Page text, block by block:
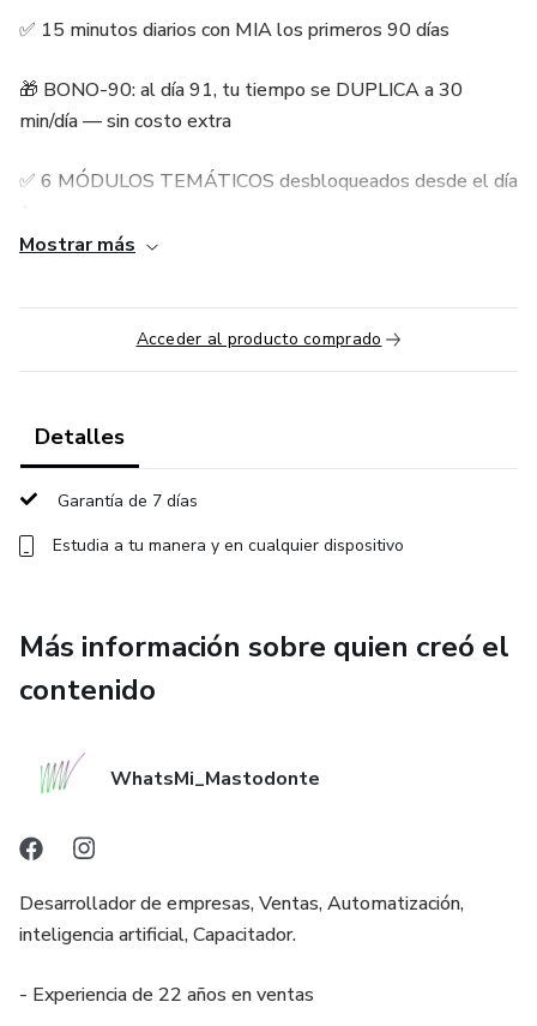
✅ 15 minutos diarios con MIA los primeros 90 días
🎁 BONO-90: al día 91, tu tiempo se DUPLICA a 30
min/día — sin costo extra
✅ 6 MÓDULOS TEMÁTICOS desbloqueados desde el día
· Pronunciation Clinic — corrige acento
· Idioms & Expressions — habla como nativo
· Culture Quiz USA+ — contexto cultural
✅ MIA recuerda tu nivel y tu progreso
✅ Conversación 24/7 sin agendar
✅ Soporte bilingüe ES/EN
LATAM real — no dólares gringos disfrazados.
Mostrar más
Acceder al producto comprado
Detalles
Garantía de 7 días
Estudia a tu manera y en cualquier dispositivo
Más información sobre quien creó el
contenido
WhatsMi_Mastodonte
Desarrollador de empresas, Ventas, Automatización,
inteligencia artificial, Capacitador.
- Experiencia de 22 años en ventas